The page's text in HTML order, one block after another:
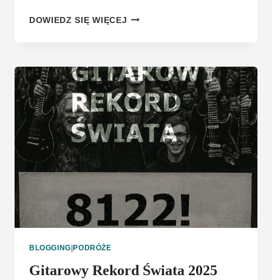
DOWIEDZ SIĘ WIĘCEJ OPROGRAMOWANIE
–
JAK
ZREWOLUCJONIZOWAĆ
SWÓJ
BIZNES
I
ZAOSZCZĘDZIĆ
CZAS
BLOGGING PODRÓŻE
Gitarowy Rekord Świata 2025